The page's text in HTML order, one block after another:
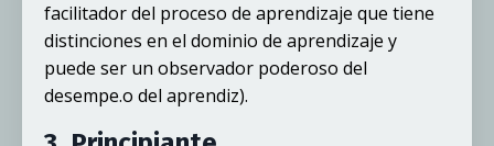
facilitador del proceso de aprendizaje que tiene
distinciones en el dominio de aprendizaje y
puede ser un observador poderoso del
desempe.o del aprendiz).